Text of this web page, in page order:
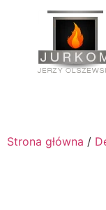
Strona główna /